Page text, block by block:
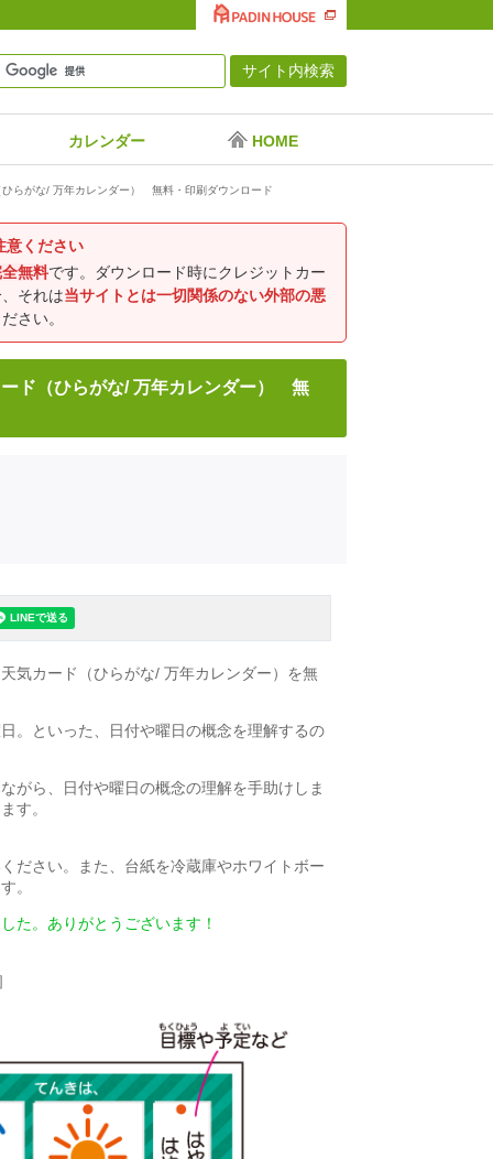
カレンダー HOME
らがな/ 万年カレンダー） 無料・印刷ダウンロード
意ください
無料です。ダウンロード時にクレジットカー
それは当サイトとは一切関係のない外部の悪
さい。
ド（ひらがな/ 万年カレンダー） 無
気カード（ひらがな/ 万年カレンダー）を無
。といった、日付や曜日の概念を理解するの
がら、日付や曜日の概念の理解を手助けしま
す。
ださい。また、台紙を冷蔵庫やホワイトボー
。
た。ありがとうございます！